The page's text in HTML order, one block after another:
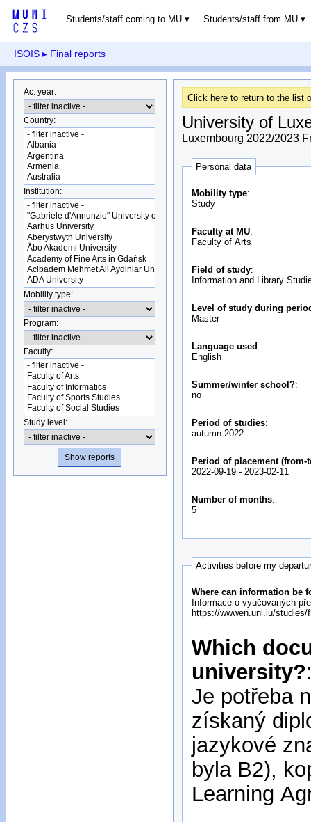
Students/staff coming to MU Students/staff from MU
ISOIS ▸ Final reports
Ac. year:
Country:
Institution:
Mobility type:
Program:
Faculty:
Study level:
Click here to return to the list
University of
Luxembourg 2022/2023
Personal data
Mobility type:
Study
Faculty at MU:
Faculty of Arts
Field of study:
Information and Library
Level of study during
Master
Language used :
English
Summer/winter school?:
no
Period of studies:
autumn 2022
Period of placement (from-
2022-09-19 - 2023-02-11
Number of months:
5
Activities before my
Where can information be
Informace o vyučovaných
https://wwwen.uni.lu/
Which
university?
Je potřeba
získaný
jazykové
byla B2),
Learning